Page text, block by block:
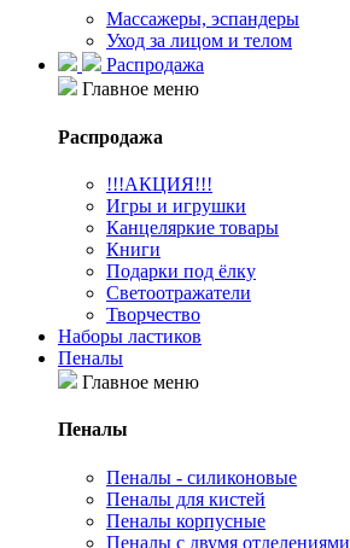
Массажеры, эспандеры
Уход за лицом и телом
Распродажа
Главное меню
Распродажа
!!!АКЦИЯ!!!
Игры и игрушки
Канцеляркие товары
Книги
Подарки под ёлку
Светоотражатели
Творчество
Наборы ластиков
Пеналы
Главное меню
Пеналы
Пеналы - силиконовые
Пеналы для кистей
Пеналы корпусные
Пеналы с двумя отделениями